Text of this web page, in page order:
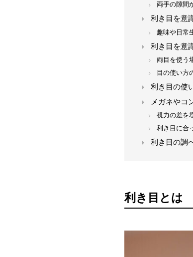
両手の隙間
利き目を意
趣味や日常
利き目を意
両目を使う
目の使い方
利き目の使
メガネやコ
視力の差を
利き目に合
利き目の調
利き目とは